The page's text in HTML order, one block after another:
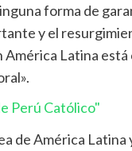
forma de
y el
Latina
Perú Católico"
de América Latina